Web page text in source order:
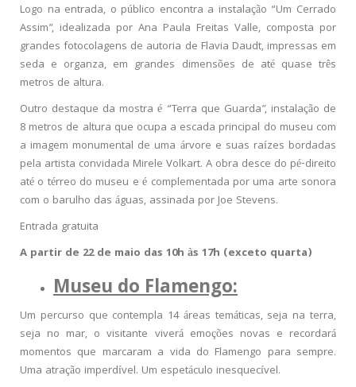
Logo na entrada, o público encontra a instalação “Um Cerrado
Assim”, idealizada por Ana Paula Freitas Valle, composta por
grandes fotocolagens de autoria de Flavia Daudt, impressas em
seda e organza, em grandes dimensões de até quase três
metros de altura.
Outro destaque da mostra é “Terra que Guarda”, instalação de
8 metros de altura que ocupa a escada principal do museu com
a imagem monumental de uma árvore e suas raízes bordadas
pela artista convidada Mirele Volkart. A obra desce do pé-direito
até o térreo do museu e é complementada por uma arte sonora
com o barulho das águas, assinada por Joe Stevens.
Entrada gratuita
A partir de 22 de maio das 10h às 17h (exceto quarta)
Museu do Flamengo:
Um percurso que contempla 14 áreas temáticas, seja na terra,
seja no mar, o visitante viverá emoções novas e recordará
momentos que marcaram a vida do Flamengo para sempre.
Uma atração imperdível. Um espetáculo inesquecível.